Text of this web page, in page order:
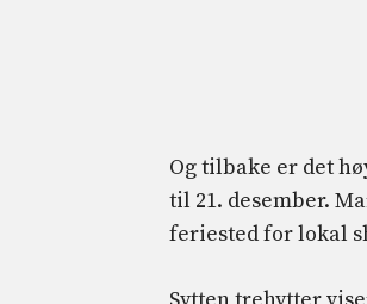
Og tilbake er det
til 21. desember.
feriested for lokal